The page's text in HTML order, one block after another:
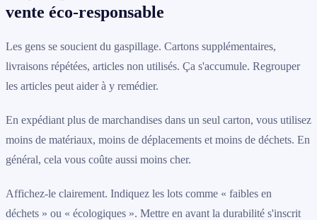
vente éco-responsable
Les gens se soucient du gaspillage. Cartons supplémentaires,
livraisons répétées, articles non utilisés. Ça s'accumule. Regrouper
les articles peut aider à y remédier.
En expédiant plus de marchandises dans un seul carton, vous utilisez
moins de matériaux, moins de déplacements et moins de déchets. En
général, cela vous coûte aussi moins cher.
Affichez-le clairement. Indiquez les lots comme « faibles en
déchets » ou « écologiques ». Mettre en avant la durabilité s'inscrit